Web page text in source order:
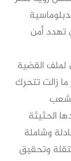
تهدد أمن
القضية
زالت تتحرك
الحثيثة
وشاملة
وتحقيق